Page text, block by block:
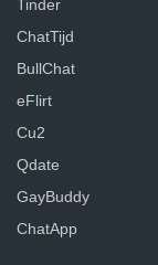
Tinder
ChatTijd
BullChat
eFlirt
Cu2
Qdate
GayBuddy
ChatApp